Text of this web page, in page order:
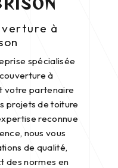
à
spécialisée
à
votre partenaire
projets de toiture
reconnue
nous vous
de qualité,
des normes en